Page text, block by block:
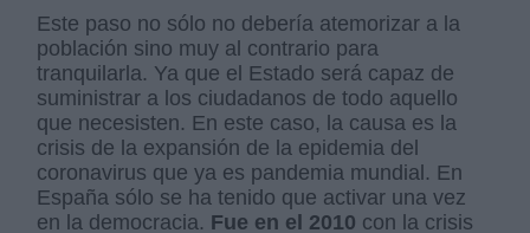
Este paso no sólo no debería atemorizar a la
población sino muy al contrario para
tranquilarla. Ya que el Estado será capaz de
suministrar a los ciudadanos de todo aquello
que necesisten. En este caso, la causa es la
crisis de la expansión de la epidemia del
coronavirus que ya es pandemia mundial. En
España sólo se ha tenido que activar una vez
en la democracia. Fue en el 2010 con la crisis